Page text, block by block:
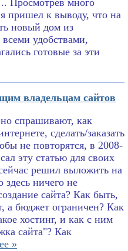
Просмотрев много
пришел к выводу, что на
новый дом из
удобствами,
готовые за эти
владельцам сайтов
спрашивают, как
сделать/заказать
не повторятся, в 2008-
эту статью для своих
решил выложить на
здесь ничего не
сайта? Как быть,
а бюджет ограничен? Как
хостинг, и как с ним
сайта"? Как
»